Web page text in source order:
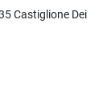
Castiglione Dei